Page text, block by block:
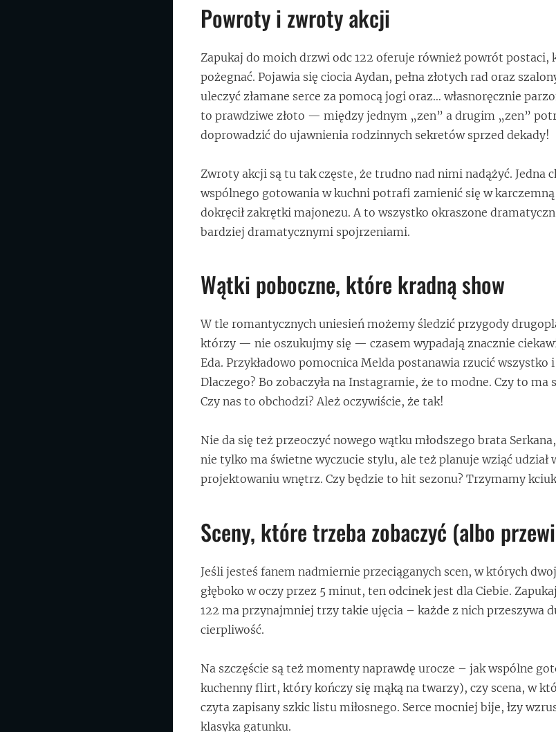
Powroty i zwroty akcji
Zapukaj do moich drzwi odc 122 oferuje również powrót postaci,
pożegnać. Pojawia się ciocia Aydan, pełna złotych rad oraz
uleczyć złamane serce za pomocą jogi oraz… własnoręcznie
to prawdziwe złoto — między jednym „zen” a drugim „zen”
doprowadzić do ujawnienia rodzinnych sekretów sprzed dekady!
Zwroty akcji są tu tak częste, że trudno nad nimi nadążyć. Jedna
wspólnego gotowania w kuchni potrafi zamienić się w
dokręcił zakrętki majonezu. A to wszystko okraszone
bardziej dramatycznymi spojrzeniami.
Wątki poboczne, które kradną show
W tle romantycznych uniesień możemy śledzić przygody
którzy — nie oszukujmy się — czasem wypadają znacznie
Eda. Przykładowo pomocnica Melda postanawia rzucić wszystko
Dlaczego? Bo zobaczyła na Instagramie, że to modne. Czy to ma
Czy nas to obchodzi? Ależ oczywiście, że tak!
Nie da się też przeoczyć nowego wątku młodszego brata
nie tylko ma świetne wyczucie stylu, ale też planuje wziąć udział
projektowaniu wnętrz. Czy będzie to hit sezonu? Trzymamy
Sceny, które trzeba zobaczyć (albo
Jeśli jesteś fanem nadmiernie przeciąganych scen, w których
głęboko w oczy przez 5 minut, ten odcinek jest dla Ciebie.
122 ma przynajmniej trzy takie ujęcia – każde z nich przeszywa
cierpliwość.
Na szczęście są też momenty naprawdę urocze – jak wspólne
kuchenny flirt, który kończy się mąką na twarzy), czy scena, w
czyta zapisany szkic listu miłosnego. Serce mocniej bije, łzy
klasyka gatunku.